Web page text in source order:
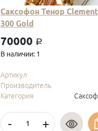
Саксофон Тенор Clement
300 Gold
70000 a
В наличии: 1
Артикул
Производитель
Категория
- +